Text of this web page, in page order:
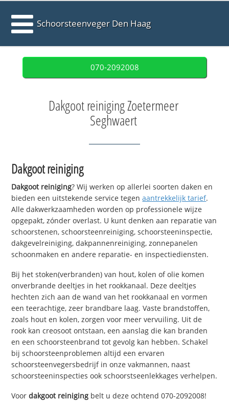
Schoorsteenveger Den Haag
070-2092008
Dakgoot reiniging Zoetermeer
Seghwaert
Dakgoot reiniging
Dakgoot reiniging? Wij werken op allerlei soorten daken en
bieden een uitstekende service tegenaantrekkelijk tarief.
Alle dakwerkzaamheden worden op professionele wijze
opgepakt, zónder overlast. U kunt denken aan reparatie van
schoorstenen, schoorsteenreiniging, schoorsteeninspectie,
dakgevelreiniging, dakpannenreiniging, zonnepanelen
schoonmaken en andere reparatie- en inspectiediensten.
Bij het stoken(verbranden) van hout, kolen of olie komen
onverbrande deeltjes in het rookkanaal. Deze deeltjes
hechten zich aan de wand van het rookkanaal en vormen
een teerachtige, zeer brandbare laag. Vaste brandstoffen,
zoals hout en kolen, zorgen voor meer vervuiling. Uit de
rook kan creosoot ontstaan, een aanslag die kan branden
en een schoorsteenbrand tot gevolg kan hebben. Schakel
bij schoorsteenproblemen altijd een ervaren
schoorsteenvegersbedrijf in onze vakmannen, naast
schoorsteeninspecties ook schoorstseenlekkages verhelpen.
Voordakgoot reiniging belt u deze ochtend 070-2092008!